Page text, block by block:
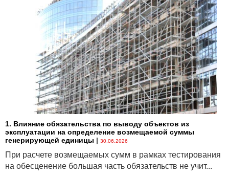
1. Влияние обязательства по выводу объектов из
эксплуатации на определение возмещаемой суммы
генерирующей единицы | 30.06.2026
При расчете возмещаемых сумм в рамках тестирования
на обесценение большая часть обязательств не учит...